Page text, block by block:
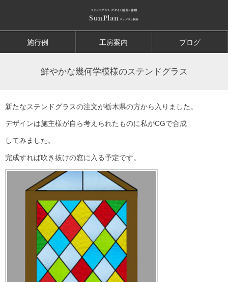
施行例 工房案内 ブログ
鮮やかな幾何学模様のステンドグラス
新たなステンドグラスの注文が栃木県の方から入りました。
デザインは施主様が自ら考えられたものに私がCGで合成
してみました。
完成すれば吹き抜けの窓に入る予定です。